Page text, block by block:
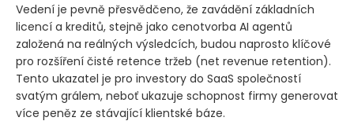
Vedení je pevně přesvědčeno, že zavádění základních
licencí a kreditů, stejně jako cenotvorba AI agentů
založená na reálných výsledcích, budou naprosto klíčové
pro rozšíření čisté retence tržeb (net revenue retention).
Tento ukazatel je pro investory do SaaS společností
svatým grálem, neboť ukazuje schopnost firmy generovat
více peněz ze stávající klientské báze.